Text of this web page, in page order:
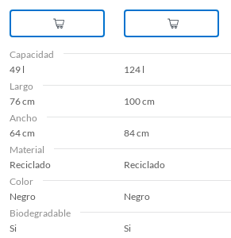
Capacidad
49 l
124 l
Largo
76 cm
100 cm
Ancho
64 cm
84 cm
Material
Reciclado
Reciclado
Color
Negro
Negro
Biodegradable
Si
Si